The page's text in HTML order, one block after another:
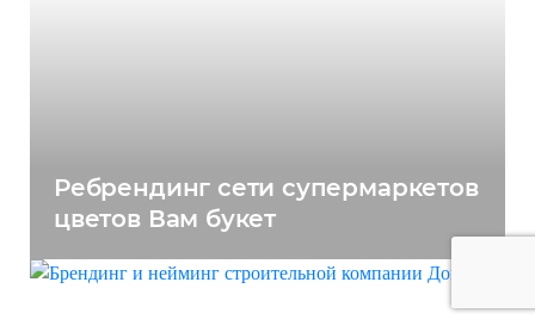
Ребрендинг сети супермаркетов
цветов Вам букет